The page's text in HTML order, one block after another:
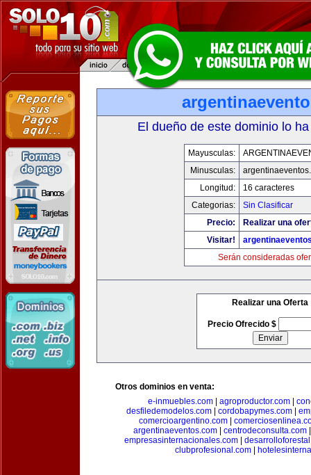
El dueño de este dominio lo
Mayusculas:
Minusculas:
Longitud:
16 caracteres
Categorias:
Sin Clasificar
Precio:
Realizar una
Visitar!
Serán consideradas
Realizar una Oferta
Precio Ofrecido $
Otros dominios en venta:
e-inmuebles.com| agroproductor.com|
desfiledemodelos.com
cordobapymes.com
comercioargentino.com|
argentinaeventos.com| centrodeconsulta.com
empresasinternacionales.com|
clubprofesional.com|